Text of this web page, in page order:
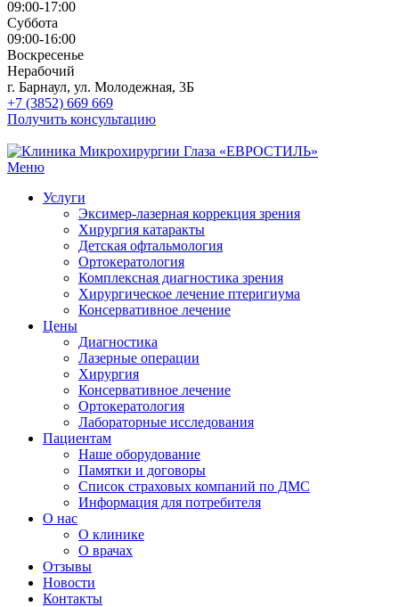
09:00-17:00
Суббота
09:00-16:00
Воскресенье
Нерабочий
г. Барнаул, ул. Молодежная, 3Б
+7 (3852) 669 669
Получить консультацию
Меню
Услуги
Эксимер-лазерная коррекция зрения
Хирургия катаракты
Детская офтальмология
Ортокератология
Комплексная диагностика зрения
Хирургическое лечение птеригиума
Консервативное лечение
Цены
Диагностика
Лазерные операции
Хирургия
Консервативное лечение
Ортокератология
Лабораторные исследования
Пациентам
Наше оборудование
Памятки и договоры
Список страховых компаний по ДМС
Информация для потребителя
О нас
О клинике
О врачах
Отзывы
Новости
Контакты